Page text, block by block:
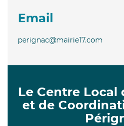
Email
perignac@mairie17.com
Le Centre Local
et de